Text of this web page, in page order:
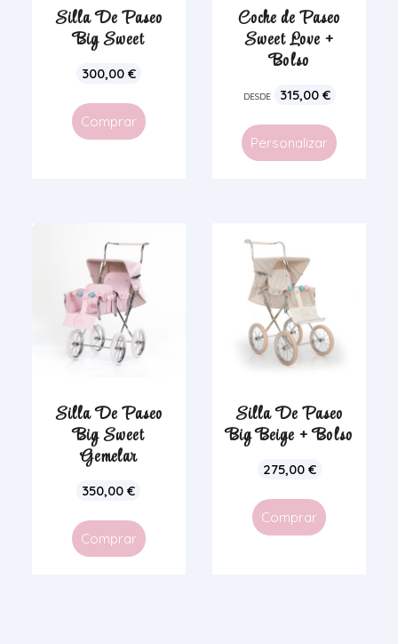
Silla De Paseo
Big Sweet
300,00 €
Comprar
Coche de Paseo
Sweet Love +
Bolso
DESDE 315,00 €
Personalizar
Silla De Paseo
Big Sweet
Gemelar
350,00€
Comprar
Silla De Paseo
Big Beige + Bolso
275,00 €
Comprar